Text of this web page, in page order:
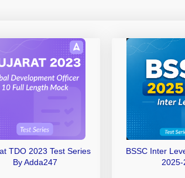
TDO 2023 Test Series
By Adda247
BSSC Inter
2025-